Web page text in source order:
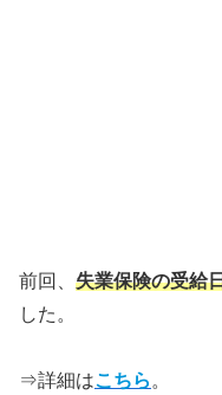
前回、 失業保険の受給
した。
⇒詳細はこちら 。